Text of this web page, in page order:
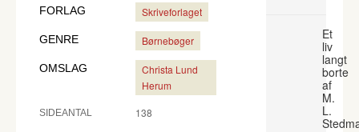
FORLAG Skriveforlaget
GENRE Børnebøger
OMSLAG
Christa Lund
Herum
SIDEANTAL 138
Et
liv
langt
borte
af
M.
L.